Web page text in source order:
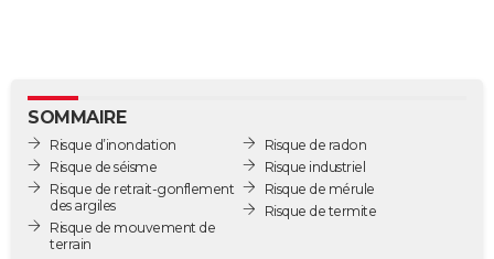
BONS PLANS
CARTE DE VOEUX
Carte de Noël
Carte Bonne année
Carte Saint-Valentin
Carte Pâques
Carte d'anniversaire
DICTIONNAIRE
Dictionnaire
Biographies
Citations
Expressions
Proverbes
PROGRAMME TV
SOMMAIRE
Risque d’inondation
Risque de séisme
Risque de retrait-gonflement
des argiles
Risque de mouvement de
terrain
Risque de radon
Risque industriel
Risque de mérule
Risque de termite